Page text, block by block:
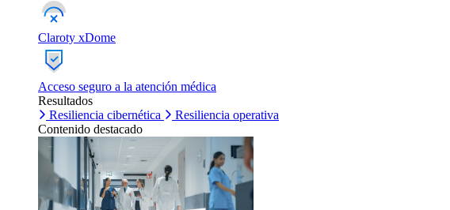
Claroty xDome
Acceso seguro a la atención médica
Resultados
Resiliencia cibernética
Resiliencia operativa
Contenido destacado